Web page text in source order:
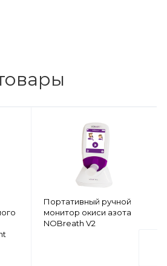
Портативный ручной
монитор окиси азота
NOBreath V2